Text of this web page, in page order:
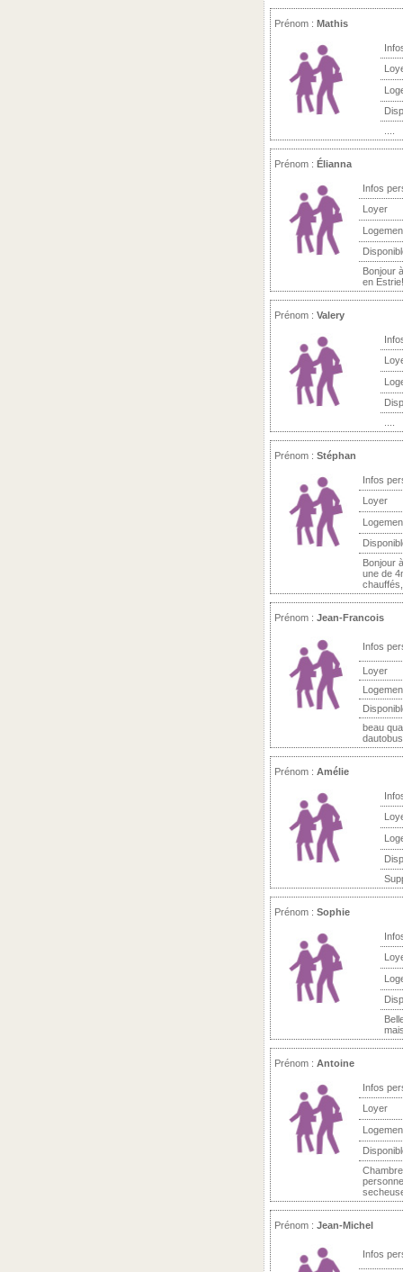
Prénom : Mathis
Prénom : Élianna
Infos
Loyer
Bonjour
en
Prénom : Valery
Prénom : Stéphan
Infos
Loyer
Bonjour
une de
Prénom : Jean-Francois
Infos
Loyer
beau
Prénom : Amélie
Prénom : Sophie
Prénom : Antoine
Infos
Loyer
Prénom : Jean-Michel
Infos